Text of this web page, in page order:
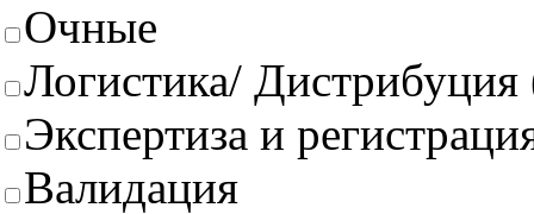
Очные
Логистика/
Экспертиза и
Валидация